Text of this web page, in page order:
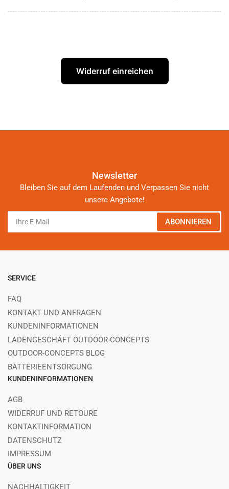
Widerruf einreichen
Newsletter
Bleiben Sie auf dem Laufenden und Verpassen Sie nicht
unsere Angebote!
Mail
ABONNIEREN
SERVICE
FAQ
KONTAKT UND ANFRAGEN
KUNDENINFORMATIONEN
LADENGESCHÄFT OUTDOOR-CONCEPTS
OUTDOOR-CONCEPTS BLOG
BATTERIEENTSORGUNG
KUNDENINFORMATIONEN
AGB
WIDERRUF UND RETOURE
KONTAKTINFORMATION
DATENSCHUTZ
IMPRESSUM
ÜBER UNS
NACHHALTIGKEIT